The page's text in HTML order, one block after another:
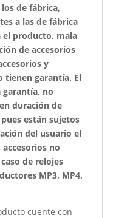
de fábrica,
a las de fábrica
el producto, mala
de accesorios
y
tienen garantía. El
no
duración de
están sujetos
del usuario el
no
de relojes
MP3, MP4,
cuente con